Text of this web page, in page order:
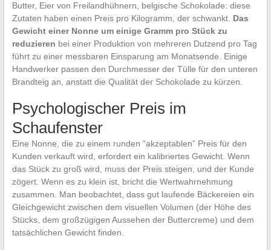
Butter, Eier von Freilandhühnern, belgische Schokolade: diese
Zutaten haben einen Preis pro Kilogramm, der schwankt. Das
Gewicht einer Nonne um einige Gramm pro Stück zu
reduzieren bei einer Produktion von mehreren Dutzend pro Tag
führt zu einer messbaren Einsparung am Monatsende. Einige
Handwerker passen den Durchmesser der Tülle für den unteren
Brandteig an, anstatt die Qualität der Schokolade zu kürzen.
Psychologischer Preis im
Schaufenster
Eine Nonne, die zu einem runden “akzeptablen” Preis für den
Kunden verkauft wird, erfordert ein kalibriertes Gewicht. Wenn
das Stück zu groß wird, muss der Preis steigen, und der Kunde
zögert. Wenn es zu klein ist, bricht die Wertwahrnehmung
zusammen. Man beobachtet, dass gut laufende Bäckereien ein
Gleichgewicht zwischen dem visuellen Volumen (der Höhe des
Stücks, dem großzügigen Aussehen der Buttercreme) und dem
tatsächlichen Gewicht finden.